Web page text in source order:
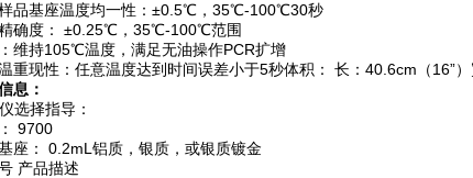
品基座温度均一性：±0.5℃，35℃-100℃30秒
确度： ±0.25℃，35℃-100℃范围
维持105℃温度，满足无油操作PCR扩增
重现性：任意温度达到时间误差小于5秒体积： 长：40.6cm（16”）
息：
选择指导：
9700
座： 0.2mL铝质，银质，或银质镀金
产品描述